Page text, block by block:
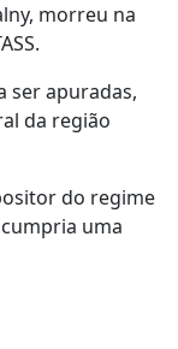
morreu na
ser apuradas,
da região
do regime
uma